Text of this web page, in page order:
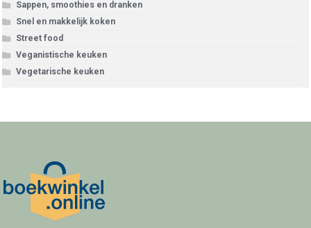
Sappen, smoothies en dranken
Snel en makkelijk koken
Street food
Veganistische keuken
Vegetarische keuken